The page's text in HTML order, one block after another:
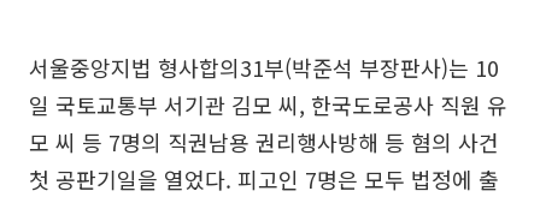
서울중앙지법 형사합의31부(박준석 부장판사)는 10
일 국토교통부 서기관 김모 씨, 한국도로공사 직원 유
모 씨 등 7명의 직권남용 권리행사방해 등 혐의 사건
첫 공판기일을 열었다. 피고인 7명은 모두 법정에 출